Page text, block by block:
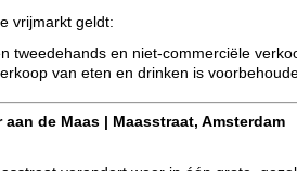
vrijmarkt geldt:
tweedehands en niet-commerciële
van eten en drinken is
aan de Maas | Maasstraat, Amsterdam